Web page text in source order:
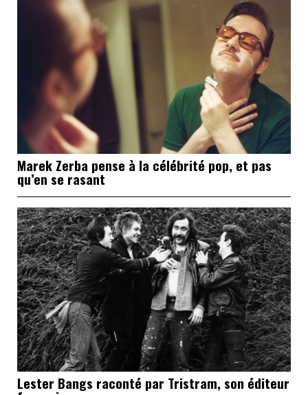
Marek Zerba pense à la célébrité pop, et pas
qu’en se rasant
Lester Bangs raconté par Tristram, son éditeur